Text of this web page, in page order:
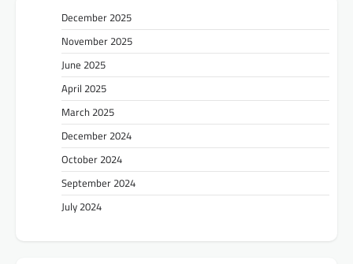
December 2025
November 2025
June 2025
April 2025
March 2025
December 2024
October 2024
September 2024
July 2024